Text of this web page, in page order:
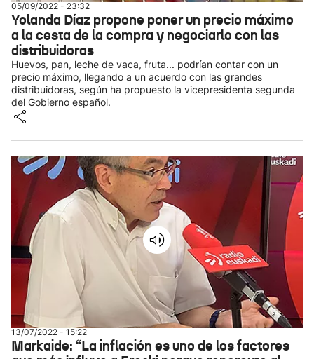
05/09/2022 - 23:32
Yolanda Díaz propone poner un precio máximo
a la cesta de la compra y negociarlo con las
distribuidoras
Huevos, pan, leche de vaca, fruta... podrían contar con un
precio máximo, llegando a un acuerdo con las grandes
distribuidoras, según ha propuesto la vicepresidenta segunda
del Gobierno español.
13/07/2022 - 15:22
Markaide: “La inflación es uno de los factores